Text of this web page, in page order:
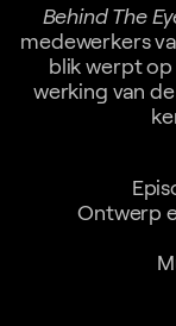
Behind The
medewerkers
blik werpt
werking van
Ontwerp